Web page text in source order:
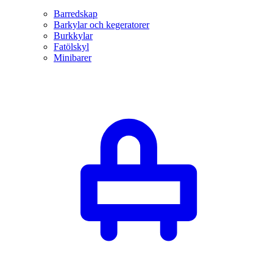
Barredskap
Barkylar och kegeratorer
Burkkylar
Fatölskyl
Minibarer